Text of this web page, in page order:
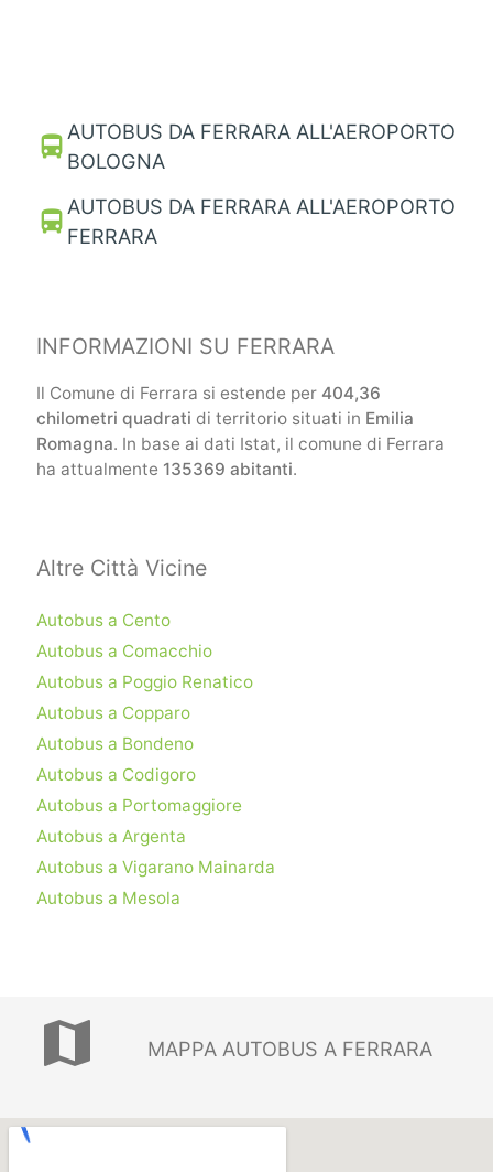
directions_bus AUTOBUS DA FERRARA ALL'AEROPORTO
BOLOGNA
directions_bus AUTOBUS DA FERRARA ALL'AEROPORTO
FERRARA
INFORMAZIONI SU FERRARA
Il Comune di Ferrara si estende per 404,36
chilometri quadrati di territorio situati in Emilia
Romagna. In base ai dati Istat, il comune di Ferrara
ha attualmente 135369 abitanti.
Altre Città Vicine
Autobus a Cento
Autobus a Comacchio
Autobus a Poggio Renatico
Autobus a Copparo
Autobus a Bondeno
Autobus a Codigoro
Autobus a Portomaggiore
Autobus a Argenta
Autobus a Vigarano Mainarda
Autobus a Mesola
map MAPPA AUTOBUS A FERRARA